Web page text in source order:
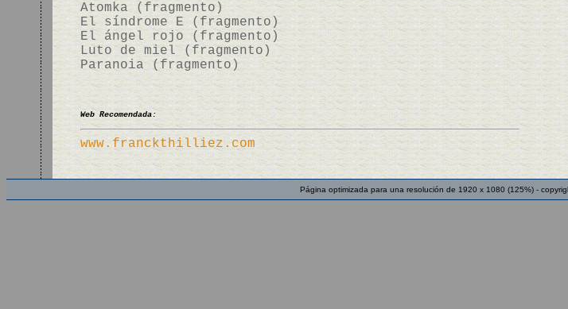
Atomka (fragmento)
El síndrome E (fragmento)
El ángel rojo (fragmento)
Luto de miel (fragmento)
Paranoia (fragmento)
Web Recomendada:
www.franckthilliez.com
Página optimizada para una resolución de 1920 x 1080 (125%) -